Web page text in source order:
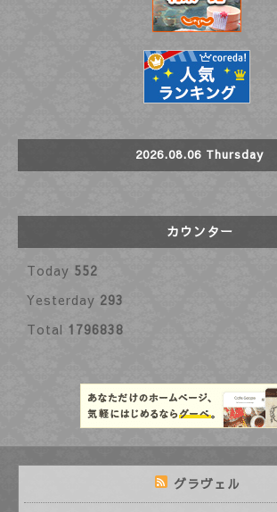
2026.08.06 Thursday
カウンター
Today 552
Yesterday 293
Total 1796838
グラヴェル